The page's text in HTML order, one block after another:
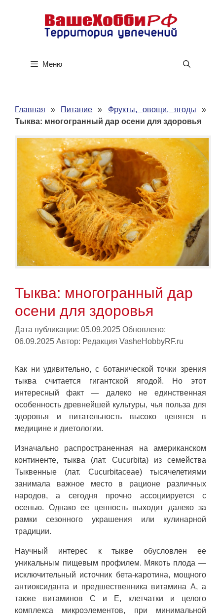
содержимому
Меню
Главная » Питание » Фрукты, овощи, ягоды »
Тыква: многогранный дар осени для здоровья
Тыква: многогранный дар
осени для здоровья
Дата публикации: 05.09.2025 Обновлено:
06.09.2025 Автор: Редакция VasheHobbyRF.ru
Как ни удивительно, с ботанической точки зрения
тыква считается гигантской ягодой. Но этот
интересный факт — далеко не единственная
особенность древнейшей культуры, чья польза для
здоровья и питательность высоко ценятся в
медицине и диетологии.
Изначально распространенная на американском
континенте, тыква (лат. Cucurbita) из семейства
Тыквенные (лат. Cucurbitaceae) тысячелетиями
занимала важное место в рационе различных
народов, а сегодня прочно ассоциируется с
осенью. Однако ее ценность выходит далеко за
рамки сезонного украшения или кулинарной
традиции.
Научный интерес к тыкве обусловлен ее
уникальным пищевым профилем. Мякоть плода —
исключительный источник бета-каротина, мощного
антиоксиданта и предшественника витамина А, а
также витаминов С и Е, клетчатки и целого
комплекса микроэлементов, при минимальной